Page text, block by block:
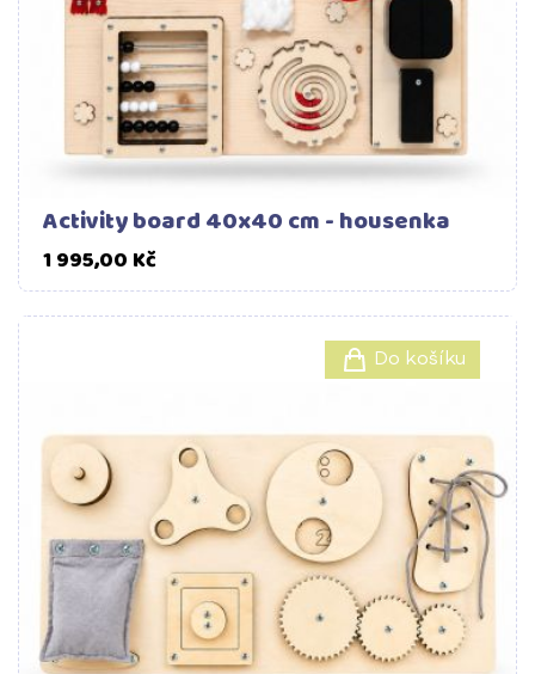
Activity board 40x40 cm - housenka
1 995,00 KčCena
Do košíku